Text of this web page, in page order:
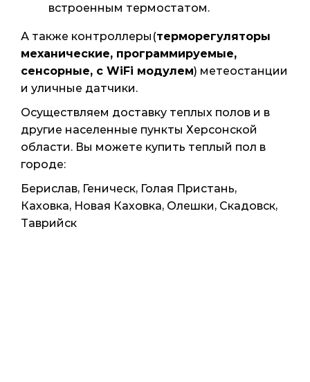
встроенным термостатом.
А также контроллеры (терморегуляторы
механические, программируемые,
сенсорные, с WiFi модулем) метеостанции
и уличные датчики.
Осуществляем доставку теплых полов и в
другие населенные пункты Херсонской
области. Вы можете купить теплый пол в
городе:
Берислав, Геническ, Голая Пристань,
Каховка, Новая Каховка, Олешки, Скадовск,
Таврийск